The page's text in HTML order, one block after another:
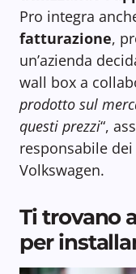
Pro integra
fatturazione,
un’azienda
wall box a
prodotto sul
questi prezzi“,
responsabile
Volkswagen.
Ti trovano
per